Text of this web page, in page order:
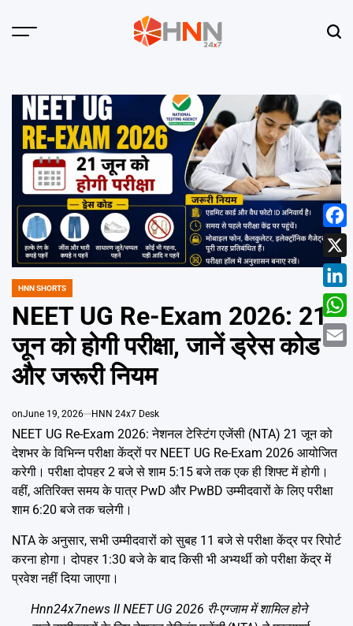
Menu
POSTED
HNN SHORTS
NEET UG Re-Exam 2026: 21
जून को होगी परीक्षा, जानें ड्रेस कोड
और जरूरी नियम
onJune 19, 2026 HNN 24x7 Desk
NEET UG Re-Exam 2026: नेशनल टेस्टिंग एजेंसी (NTA) 21 जून को
देशभर के विभिन्न परीक्षा केंद्रों पर NEET UG Re-Exam 2026 आयोजित
करेगी। परीक्षा दोपहर 2 बजे से शाम 5:15 बजे तक एक ही शिफ्ट में होगी।
वहीं, अतिरिक्त समय के पात्र PwD और PwBD उम्मीदवारों के लिए परीक्षा
शाम 6:20 बजे तक चलेगी।
NTA के अनुसार, सभी उम्मीदवारों को सुबह 11 बजे से परीक्षा केंद्र पर रिपोर्ट
करना होगा। दोपहर 1:30 बजे के बाद किसी भी अभ्यर्थी को परीक्षा केंद्र में
प्रवेश नहीं दिया जाएगा।
Hnn24x7news II NEET UG 2026 री-एग्जाम में शामिल होने
X